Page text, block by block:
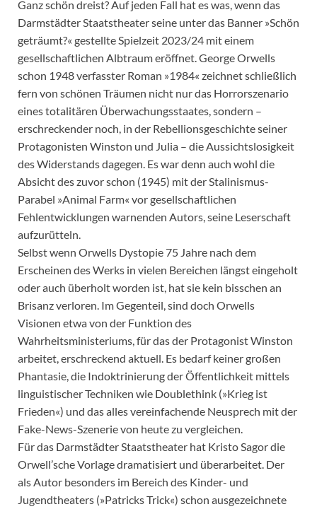
Ganz schön dreist? Auf jeden Fall hat es was, wenn das
Darmstädter Staatstheater seine unter das Banner »Schön
geträumt?« gestellte Spielzeit 2023/24 mit einem
gesellschaftlichen Albtraum eröffnet. George Orwells
schon 1948 verfasster Roman »1984« zeichnet schließlich
fern von schönen Träumen nicht nur das Horrorszenario
eines totalitären Überwachungsstaates, sondern –
erschreckender noch, in der Rebellionsgeschichte seiner
Protagonisten Winston und Julia – die Aussichtslosigkeit
des Widerstands dagegen. Es war denn auch wohl die
Absicht des zuvor schon (1945) mit der Stalinismus-
Parabel »Animal Farm« vor gesellschaftlichen
Fehlentwicklungen warnenden Autors, seine Leserschaft
aufzurütteln.
Selbst wenn Orwells Dystopie 75 Jahre nach dem
Erscheinen des Werks in vielen Bereichen längst eingeholt
oder auch überholt worden ist, hat sie kein bisschen an
Brisanz verloren. Im Gegenteil, sind doch Orwells
Visionen etwa von der Funktion des
Wahrheitsministeriums, für das der Protagonist Winston
arbeitet, erschreckend aktuell. Es bedarf keiner großen
Phantasie, die Indoktrinierung der Öffentlichkeit mittels
linguistischer Techniken wie Doublethink (»Krieg ist
Frieden«) und das alles vereinfachende Neusprech mit der
Fake-News-Szenerie von heute zu vergleichen.
Für das Darmstädter Staatstheater hat Kristo Sagor die
Orwell’sche Vorlage dramatisiert und überarbeitet. Der
als Autor besonders im Bereich des Kinder- und
Jugendtheaters (»Patricks Trick«) schon ausgezeichnete